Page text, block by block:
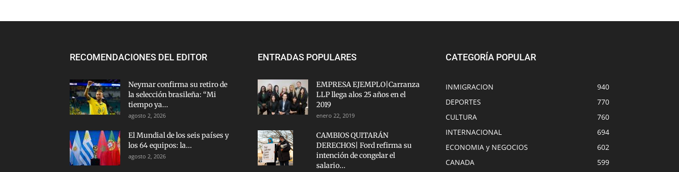
RECOMENDACIONES DEL EDITOR
Neymar confirma su retiro de
la selección brasileña: “Mi
tiempo ya...
agosto 2, 2026
El Mundial de los seis países y
los 64 equipos: la...
agosto 2, 2026
ENTRADAS POPULARES
EMPRESA EJEMPLO|Carranza
LLP llega alos 25 años en el
2019
enero 22, 2019
CAMBIOS QUITARÁN
DERECHOS| Ford refirma su
intención de congelar el
salario...
CATEGORÍA POPULAR
INMIGRACION
940
DEPORTES
770
CULTURA
760
INTERNACIONAL
694
ECONOMIA y NEGOCIOS
602
CANADA
599